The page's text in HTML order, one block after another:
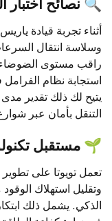
وسلاسة انتقال
راقب مستوى الضوضاء
استجابة نظام
يتيح لك ذلك تقدير
التنقل بأمان عبر
🌱مستقبل
تعمل تويوتا على
وتقليل استهلاك
الذكي. يشمل ذلك